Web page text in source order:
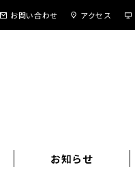
アクセス
お問い合わせ
お知らせ